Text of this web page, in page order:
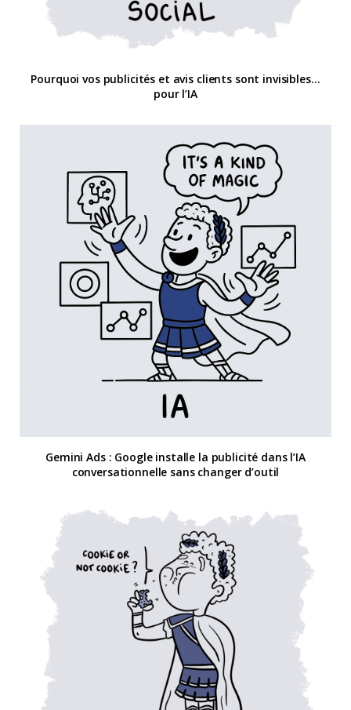
Pourquoi vos publicités et avis clients sont invisibles…
pour l’IA
Gemini Ads : Google installe la publicité dans l’IA
conversationnelle sans changer d’outil